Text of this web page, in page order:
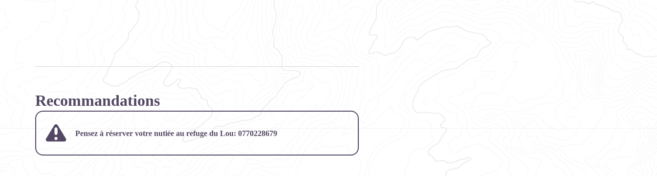
Recommandations
Pensez à réserver votre nutiée au refuge du Lou: 0770228679